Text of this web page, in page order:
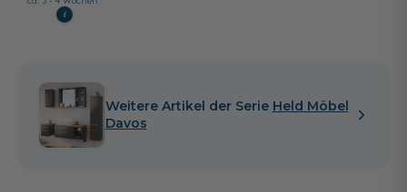
i
Weitere Artikel der Serie Held Möbel
Davos